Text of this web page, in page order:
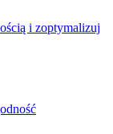
i zoptymalizuj